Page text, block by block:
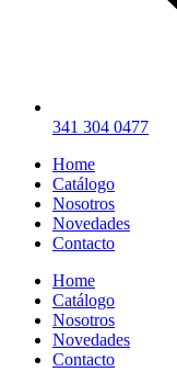
341 304 0477
Home
Catálogo
Nosotros
Novedades
Contacto
Home
Catálogo
Nosotros
Novedades
Contacto